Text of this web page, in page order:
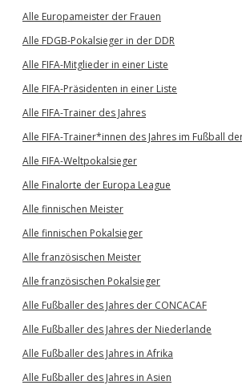
Alle Europameister der Frauen
Alle FDGB-Pokalsieger in der DDR
Alle FIFA-Mitglieder in einer Liste
Alle FIFA-Präsidenten in einer Liste
Alle FIFA-Trainer des Jahres
Alle FIFA-Trainer*innen des Jahres im Fußball
Alle FIFA-Weltpokalsieger
Alle Finalorte der Europa League
Alle finnischen Meister
Alle finnischen Pokalsieger
Alle französischen Meister
Alle französischen Pokalsieger
Alle Fußballer des Jahres der CONCACAF
Alle Fußballer des Jahres der Niederlande
Alle Fußballer des Jahres in Afrika
Alle Fußballer des Jahres in Asien